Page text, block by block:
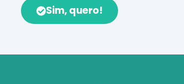
Sim, quero!